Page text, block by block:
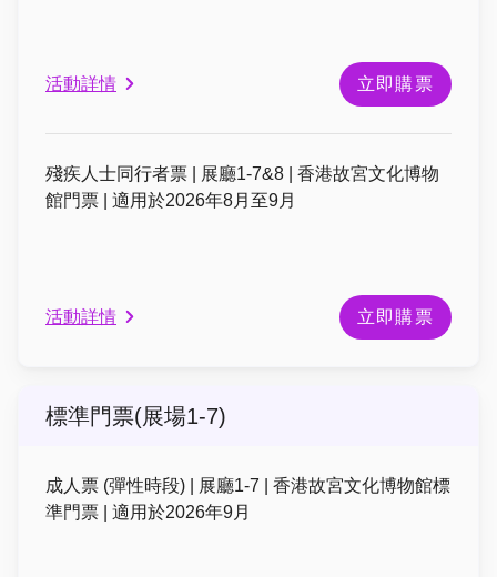
活動詳情 立即購票
殘疾人士同行者票 | 展廳1-7&8 | 香港故宮文化博物
館門票 | 適用於2026年8月至9月
活動詳情 立即購票
標準門票(展場1-7)
成人票 (彈性時段) | 展廳1-7 | 香港故宮文化博物館標
準門票 | 適用於2026年9月